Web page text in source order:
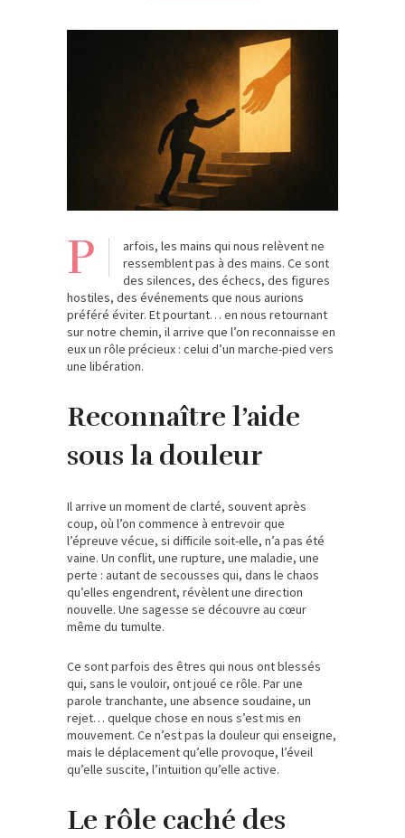
P
arfois, les mains qui nous relèvent ne
ressemblent pas à des mains. Ce sont
des silences, des échecs, des figures
hostiles, des événements que nous aurions
préféré éviter. Et pourtant… en nous retournant
sur notre chemin, il arrive que l’on reconnaisse en
eux un rôle précieux : celui d’un marche-pied vers
une libération.
Reconnaître l’aide
sous la douleur
Il arrive un moment de clarté, souvent après
coup, où l’on commence à entrevoir que
l’épreuve vécue, si difficile soit-elle, n’a pas été
vaine. Un conflit, une rupture, une maladie, une
perte : autant de secousses qui, dans le chaos
qu’elles engendrent, révèlent une direction
nouvelle. Une sagesse se découvre au cœur
même du tumulte.
Ce sont parfois des êtres qui nous ont blessés
qui, sans le vouloir, ont joué ce rôle. Par une
parole tranchante, une absence soudaine, un
rejet… quelque chose en nous s’est mis en
mouvement. Ce n’est pas la douleur qui enseigne,
mais le déplacement qu’elle provoque, l’éveil
qu’elle suscite, l’intuition qu’elle active.
Le rôle caché des